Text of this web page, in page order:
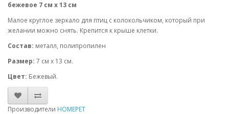
бежевое 7 см х 13 см
Малое круглое зеркало для птиц с колокольчиком, который при
желании можно снять. Крепится к крыше клетки.
Состав: металл, полипропилен
Размер: 7 см х 13 см.
Цвет: Бежевый.
Производители HOMEPET